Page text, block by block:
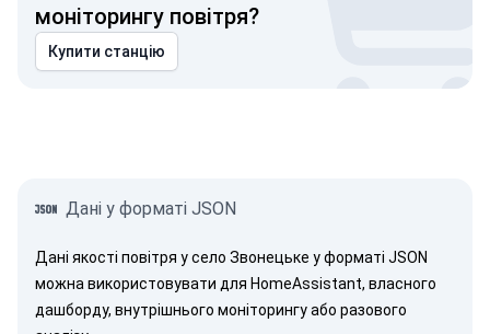
моніторингу повітря?
Купити станцію
Дані у форматі JSON
Дані якості повітря у село Звонецьке у форматі JSON
можна використовувати для HomeAssistant, власного
дашборду, внутрішнього моніторингу або разового